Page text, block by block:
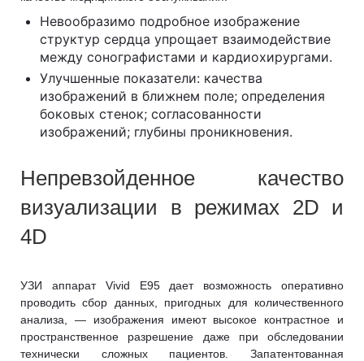
Невообразимо подробное изображение
структур сердца упрощает взаимодействие
между сонографистами и кардиохирургами.
Улучшенные показатели: качества
изображений в ближнем поле; определения
боковых стенок; согласованности
изображений; глубины проникновения.
Непревзойденное качество
визуализации в режимах 2D и
4D
УЗИ аппарат Vivid E95 дает возможность оперативно
проводить сбор данных, пригодных для количественного
анализа, — изображения имеют высокое контрастное и
пространственное разрешение даже при обследовании
технически сложных пациентов. Запатентованная